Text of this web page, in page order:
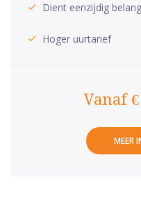
Dient eenzijdig belang
Hoger uurtarief
Vanaf
MEER